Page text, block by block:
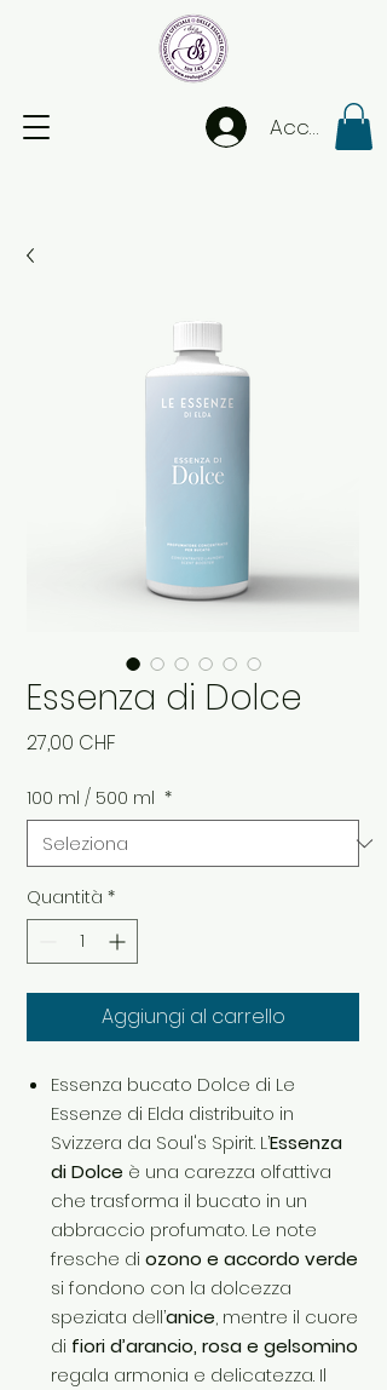
Accedi
Essenza di Dolce
27,00 CHF
100 ml / 500 ml *
Quantità *
Aggiungi al carrello
Essenza bucato Dolce di Le
Essenze di Elda distribuito in
Svizzera da Soul's Spirit. L’Essenza
di Dolce è una carezza olfattiva
che trasforma il bucato in un
abbraccio profumato. Le note
fresche di ozono e accordo verde
si fondono con la dolcezza
speziata dell’anice, mentre il cuore
di fiori d’arancio, rosa e gelsomino
regala armonia e delicatezza. Il